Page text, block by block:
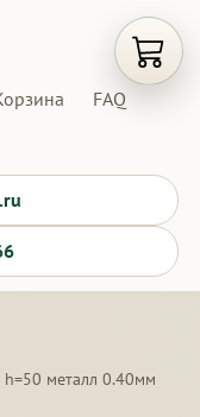
FAQ
металл 0.40мм